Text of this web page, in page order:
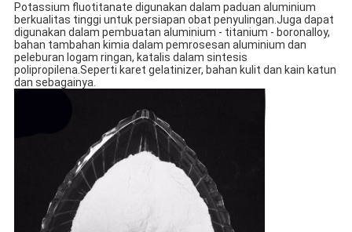
Potassium fluotitanate digunakan dalam paduan aluminium
berkualitas tinggi untuk persiapan obat penyulingan.Juga dapat
digunakan dalam pembuatan aluminium - titanium - boronalloy,
bahan tambahan kimia dalam pemrosesan aluminium dan
peleburan logam ringan, katalis dalam sintesis
polipropilena.Seperti karet gelatinizer, bahan kulit dan kain katun
dan sebagainya.